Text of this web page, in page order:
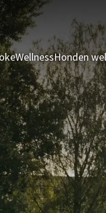
WellnessHonden